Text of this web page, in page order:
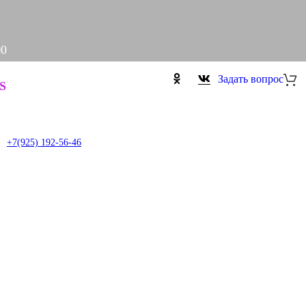
+7(925) 192-56-46
Задать вопрос